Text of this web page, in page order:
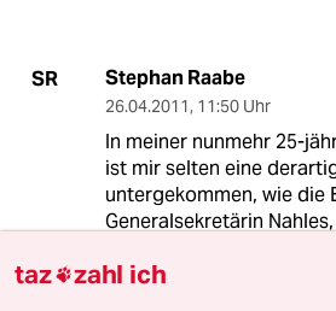
SR Stephan Raabe
26.04.2011, 11:50 Uhr
In meiner nunmehr 25-
ist mir selten eine
untergekommen, wie die
Generalsekretärin
eine weit reichende
ist Politsprech im Stile
taz zahl ich